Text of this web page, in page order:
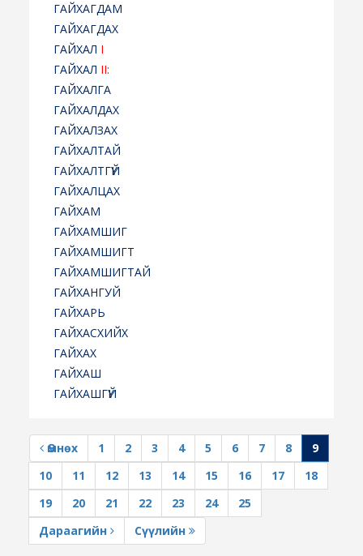
ГАЙХАГДАМ
ГАЙХАГДАХ
ГАЙХАЛ I
ГАЙХАЛ II:
ГАЙХАЛГА
ГАЙХАЛДАХ
ГАЙХАЛЗАХ
ГАЙХАЛТАЙ
ГАЙХАЛТГҮЙ
ГАЙХАЛЦАХ
ГАЙХАМ
ГАЙХАМШИГ
ГАЙХАМШИГТ
ГАЙХАМШИГТАЙ
ГАЙХАНГУЙ
ГАЙХАРЬ
ГАЙХАСХИЙХ
ГАЙХАХ
ГАЙХАШ
ГАЙХАШГҮЙ
Өмнөх 1 2 3 4 5 6 7 8
9
10
11 12 13 14 15 16 17
18
19
20 21 22 23 24
25
Дараагийн
Сүүлийн